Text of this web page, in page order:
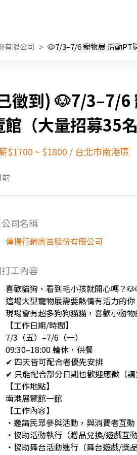
有限公司
🐶7/3–7/6
館（大量招募35名
$1700 ~ $1800 / 台北市南港區
公司名稱
傳揚行銷廣告股份有限公司
打工內容
喜歡貓狗、看到毛小孩就開心嗎？
這場大型寵物展需要熱情有活力的
現場會有超多狗狗貓貓，喜歡小動
【工作日期/時間】
7/3（五）–7/6（一）
09:30–18:00 輪休，供餐
✔ 四天皆可配合者優先安排
✔ 只能配合部分日期也歡迎應徵（請
【工作地點】
南港展覽館一館
【工作內容】
・邀請民眾參與活動，與消費者互動
・協助活動執行（贈品兌換/遊戲互
・協助舞台活動進行（舞台遊戲/獎品